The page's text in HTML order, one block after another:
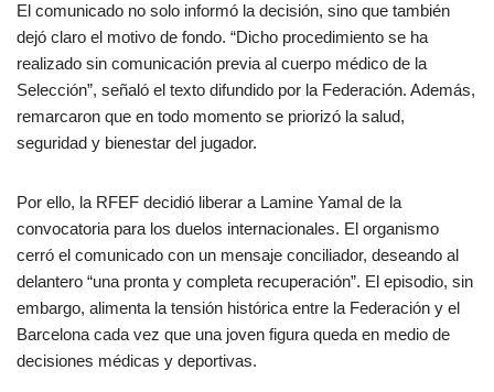
El comunicado no solo informó la decisión, sino que también
dejó claro el motivo de fondo. “Dicho procedimiento se ha
realizado sin comunicación previa al cuerpo médico de la
Selección”, señaló el texto difundido por la Federación. Además,
remarcaron que en todo momento se priorizó la salud,
seguridad y bienestar del jugador.
Por ello, la RFEF decidió liberar a Lamine Yamal de la
convocatoria para los duelos internacionales. El organismo
cerró el comunicado con un mensaje conciliador, deseando al
delantero “una pronta y completa recuperación”. El episodio, sin
embargo, alimenta la tensión histórica entre la Federación y el
Barcelona cada vez que una joven figura queda en medio de
decisiones médicas y deportivas.